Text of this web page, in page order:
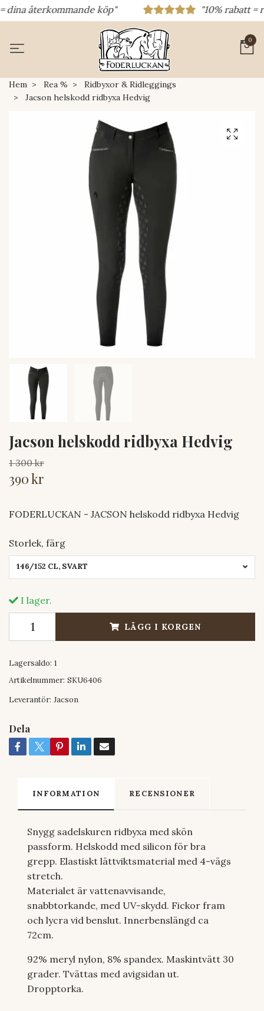
återkommande köp" "10% rabatt =
0
Hem Rea %
Ridbyxor & Ridleggings
Jacson helskodd ridbyxa Hedvig
Jacson helskodd ridbyxa Hedvig
1 300 kr
390 kr
FODERLUCKAN - JACSON helskodd ridbyxa Hedvig
Storlek, färg
146/152 CL, SVART
I lager.
LÄGG I KORGEN
Lagersaldo: 1
Artikelnummer: SKU6406
Leverantör: Jacson
Dela
INFORMATION RECENSIONER
Snygg sadelskuren ridbyxa med skön
passform. Helskodd med silicon för bra
grepp. Elastiskt lättviktsmaterial med 4-vägs
stretch.
Materialet är vattenavvisande,
snabbtorkande, med UV-skydd. Fickor fram
och lycra vid benslut. Innerbenslängd ca
72cm.
92% meryl nylon, 8% spandex. Maskintvätt 30
grader. Tvättas med avigsidan ut.
Dropptorka.